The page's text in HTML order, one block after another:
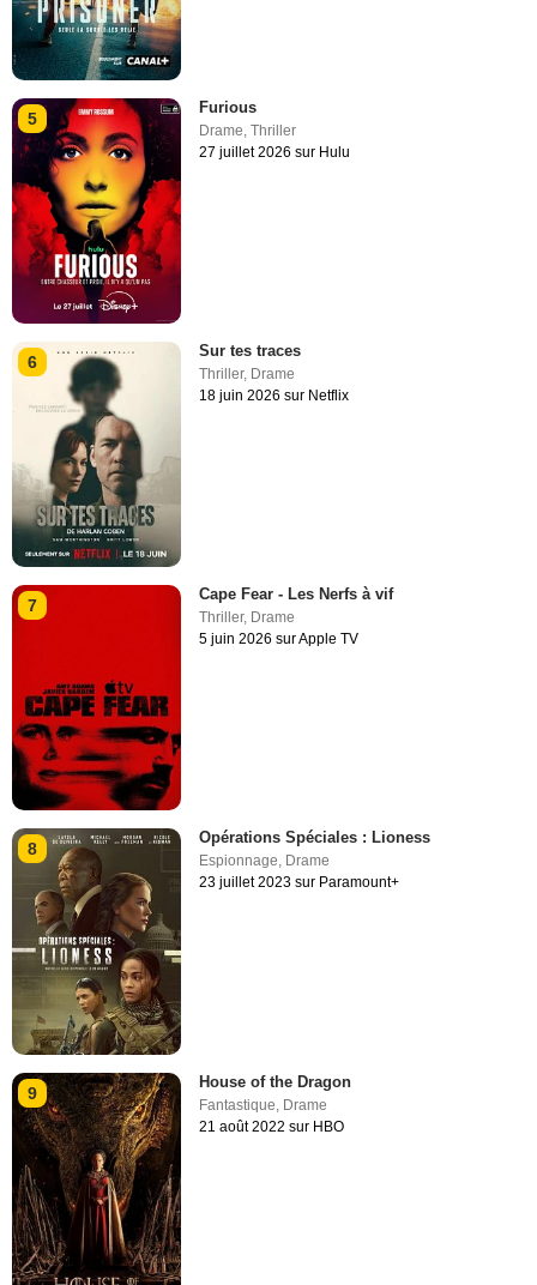
5
Furious
Drame ,Thriller
27 juillet 2026 sur Hulu
6
Sur tes traces
Thriller, Drame
18 juin 2026 sur Netflix
7
Cape Fear - Les Nerfs à vif
Thriller, Drame
5 juin 2026 sur Apple TV
8
Opérations Spéciales : Lioness
Espionnage, Drame
23 juillet 2023 sur Paramount+
9
House of the Dragon
Fantastique Drame
21 août 2022 sur HBO